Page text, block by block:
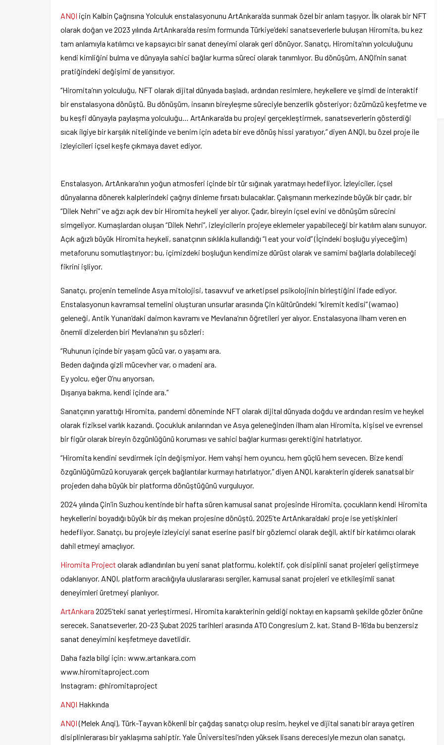
ANQI için Kalbin Çağrısına Yolculuk enstalasyonunu ArtAnkara’da sunmak özel bir anlam taşıyor. İlk olarak bir NFT
olarak doğan ve 2023 yılında ArtAnkara’da resim formunda Türkiye’deki sanatseverlerle buluşan Hiromita, bu kez
tam anlamıyla katılımcı ve kapsayıcı bir sanat deneyimi olarak geri dönüyor. Sanatçı, Hiromita’nın yolculuğunu
kendi kimliğini bulma ve dünyayla sahici bağlar kurma süreci olarak tanımlıyor. Bu dönüşüm, ANQI’nin sanat
pratiğindeki değişimi de yansıtıyor.
“Hiromita’nın yolculuğu, NFT olarak dijital dünyada başladı, ardından resimlere, heykellere ve şimdi de interaktif
bir enstalasyona dönüştü. Bu dönüşüm, insanın bireyleşme süreciyle benzerlik gösteriyor; özümüzü keşfetme ve
bu keşfi dünyayla paylaşma yolculuğu… ArtAnkara’da bu projeyi gerçekleştirmek, sanatseverlerin gösterdiği
sıcak ilgiye bir karşılık niteliğinde ve benim için adeta bir eve dönüş hissi yaratıyor,” diyen ANQI, bu özel proje ile
izleyicileri içsel keşfe çıkmaya davet ediyor.
Enstalasyon, ArtAnkara’nın yoğun atmosferi içinde bir tür sığınak yaratmayı hedefliyor. İzleyiciler, içsel
dünyalarına dönerek kalplerindeki çağrıyı dinleme fırsatı bulacaklar. Çalışmanın merkezinde büyük bir çadır, bir
“Dilek Nehri” ve ağzı açık dev bir Hiromita heykeli yer alıyor. Çadır, bireyin içsel evini ve dönüşüm sürecini
simgeliyor. Kumaşlardan oluşan “Dilek Nehri”, izleyicilerin projeye eklemeler yapabileceği bir katılım alanı sunuyor.
Açık ağızlı büyük Hiromita heykeli, sanatçının sıklıkla kullandığı “I eat your void” (İçindeki boşluğu yiyeceğim)
metaforunu somutlaştırıyor; bu, içimizdeki boşluğun kendimize dürüst olarak ve samimi bağlarla dolabileceği
fikrini işliyor.
Sanatçı, projenin temelinde Asya mitolojisi, tasavvuf ve arketipsel psikolojinin birleştiğini ifade ediyor.
Enstalasyonun kavramsal temelini oluşturan unsurlar arasında Çin kültüründeki “kiremit kedisi” (wamao)
geleneği, Antik Yunan’daki daimon kavramı ve Mevlana’nın öğretileri yer alıyor. Enstalasyona ilham veren en
önemli dizelerden biri Mevlana’nın şu sözleri:
“Ruhunun içinde bir yaşam gücü var, o yaşamı ara.
Beden dağında gizli mücevher var, o madeni ara.
Ey yolcu, eğer O’nu arıyorsan,
Dışarıya bakma, kendi içinde ara.”
Sanatçının yarattığı Hiromita, pandemi döneminde NFT olarak dijital dünyada doğdu ve ardından resim ve heykel
olarak fiziksel varlık kazandı. Çocukluk anılarından ve Asya geleneğinden ilham alan Hiromita, kişisel ve evrensel
bir figür olarak bireyin özgünlüğünü koruması ve sahici bağlar kurması gerektiğini hatırlatıyor.
“Hiromita kendini sevdirmek için değişmiyor. Hem vahşi hem oyuncu, hem güçlü hem sevecen. Bize kendi
özgünlüğümüzü koruyarak gerçek bağlantılar kurmayı hatırlatıyor,” diyen ANQI, karakterin giderek sanatsal bir
projeden daha büyük bir platforma dönüştüğünü vurguluyor.
2024 yılında Çin’in Suzhou kentinde bir hafta süren kamusal sanat projesinde Hiromita, çocukların kendi Hiromita
heykellerini boyadığı büyük bir dış mekan projesine dönüştü. 2025’te ArtAnkara’daki proje ise yetişkinleri
hedefliyor. Sanatçı, bu projeyle izleyiciyi sanat eserine pasif bir gözlemci olarak değil, aktif bir katılımcı olarak
dahil etmeyi amaçlıyor.
Hiromita Project olarak adlandırılan bu yeni sanat platformu, kolektif, çok disiplinli sanat projeleri geliştirmeye
odaklanıyor. ANQI, platform aracılığıyla uluslararası sergiler, kamusal sanat projeleri ve etkileşimli sanat
deneyimleri üretmeyi planlıyor.
ArtAnkara 2025’teki sanat yerleştirmesi, Hiromita karakterinin geldiği noktayı en kapsamlı şekilde gözler önüne
serecek. Sanatseverler, 20-23 Şubat 2025 tarihleri arasında ATO Congresium 2. kat, Stand B-16’da bu benzersiz
sanat deneyimini keşfetmeye davetlidir.
Daha fazla bilgi için: www.artankara.com
www.hiromitaproject.com
Instagram: @hiromitaproject
ANQI Hakkında
ANQI(Melek Anqi), Türk-Tayvan kökenli bir çağdaş sanatçı olup resim, heykel ve dijital sanatı bir araya getiren
disiplinlerarası bir yaklaşıma sahiptir. Yale Üniversitesi’nden yüksek lisans derecesiyle mezun olan sanatçı,